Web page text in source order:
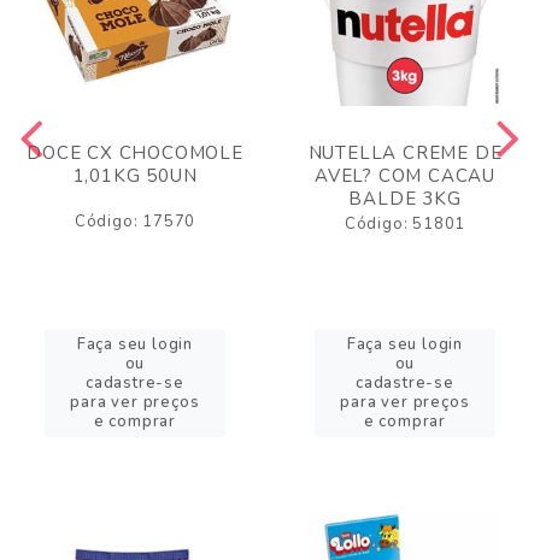
DOCE CX CHOCOMOLE
1,01KG 50UN
Código: 17570
Faça seu login
ou
cadastre-se
para ver preços
e comprar
NUTELLA CREME DE
AVEL? COM CACAU
BALDE 3KG
Código: 51801
Faça seu login
ou
cadastre-se
para ver preços
e comprar